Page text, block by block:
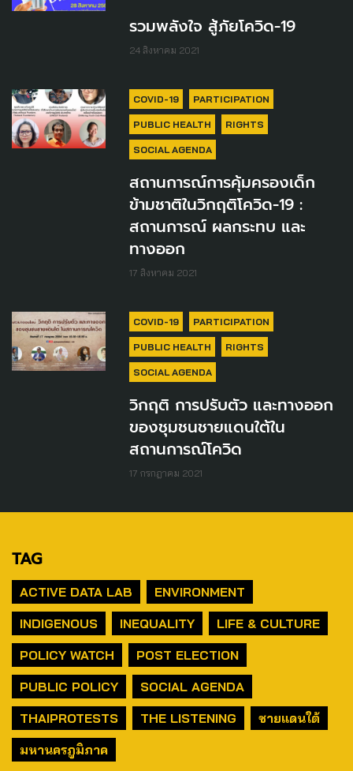
รวมพลังใจ สู้ภัยโควิด-19
24 สิงหาคม 2021
COVID-19 PARTICIPATION
PUBLIC HEALTH RIGHTS
SOCIAL AGENDA
สถานการณ์การคุ้มครองเด็ก
ข้ามชาติในวิกฤติโควิด-19 :
สถานการณ์ ผลกระทบ และ
ทางออก
17 สิงหาคม 2021
COVID-19 PARTICIPATION
PUBLIC HEALTH RIGHTS
SOCIAL AGENDA
วิกฤติ การปรับตัว และทางออก
ของชุมชนชายแดนใต้ใน
สถานการณ์โควิด
17 กรกฎาคม 2021
TAG
ACTIVE DATA LAB
ENVIRONMENT
INDIGENOUS
INEQUALITY
LIFE & CULTURE
POLICY WATCH
POST ELECTION
PUBLIC POLICY
SOCIAL AGENDA
THAIPROTESTS
THE LISTENING
ชายแดนใต้
มหานครภูมิภาค